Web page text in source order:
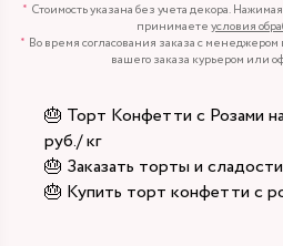
Стоимость указана без учета декора.
принимаетеусловия
Во время согласования заказа с менеджером
вашего заказа курьером или
🎂 Торт Конфетти с Розами
руб./ кг
🎂 Заказать торты и
🎂 Купить торт конфетти с